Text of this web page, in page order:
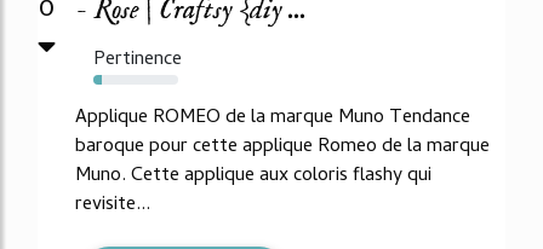
0
- Rose | Craftsy {diy ...
Pertinence
10%
Applique ROMEO de la marque Muno Tendance
baroque pour cette applique Romeo de la marque
Muno. Cette applique aux coloris flashy qui
revisite...